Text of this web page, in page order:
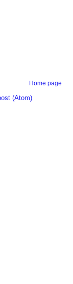
Home page
(Atom)